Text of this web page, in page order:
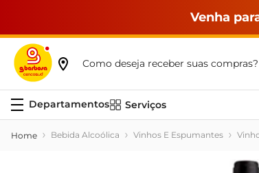
Venha
Como deseja receber suas compras?
Serviços
Bebida Alcoólica Vinhos E Espumantes